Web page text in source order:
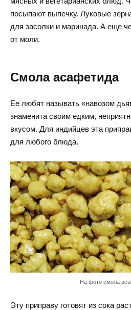
посыпают выпечку. Луковые
для засолки и маринада. А еще
от моли.
Смола асафетида
Ее любят называть «навозом
знаменита своим едким,
вкусом. Для индийцев эта
для любого блюда.
На фото смола
Эту приправу готовят из сока